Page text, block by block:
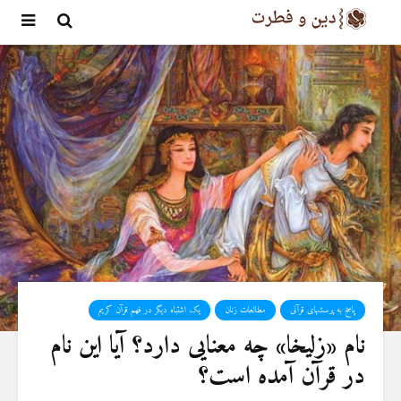
پاسخ به پرسشهای قرآنی مطالعات زنان یک اشتباه دیگر در فهم قرآن کریم
نام «زلیخا» چه معنایی دارد؟ آیا این نام
در قرآن آمده است؟